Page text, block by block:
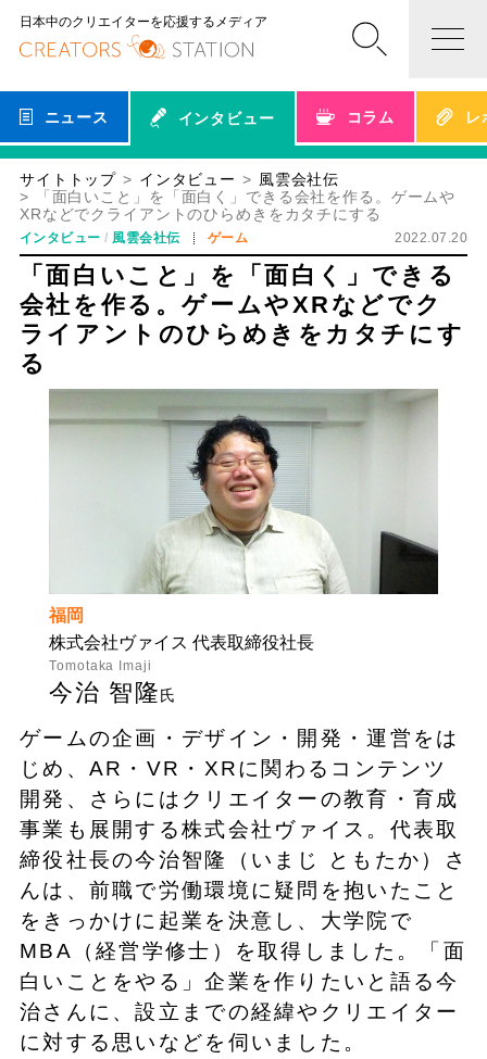
日本中のクリエイターを応援するメディア
ニュース インタビュー コラム レ
サイトトップ インタビュー
風雲会社伝
「面白いこと」を「面白く」できる会社を作る。ゲームや
XRなどでクライアントのひらめきをカタチにする
インタビュー 風雲会社伝 ゲーム 2022.07.20
「面白いこと」を「面白く」できる
会社を作る。ゲームやXRなどでク
ライアントのひらめきをカタチにす
る
福岡
株式会社ヴァイス 代表取締役社長
Tomotaka Imaji
今治 智隆氏
ゲームの企画・デザイン・開発・運営をは
じめ、AR・VR・XRに関わるコンテンツ
開発、さらにはクリエイターの教育・育成
事業も展開する株式会社ヴァイス。代表取
締役社長の今治智隆（いまじ ともたか）さ
んは、前職で労働環境に疑問を抱いたこと
をきっかけに起業を決意し、大学院で
MBA（経営学修士）を取得しました。「面
白いことをやる」企業を作りたいと語る今
治さんに、設立までの経緯やクリエイター
に対する思いなどを伺いました。